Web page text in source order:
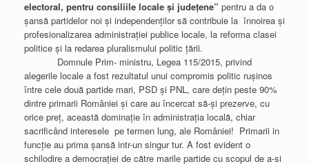
electoral, pentru consiliile locale și județene” pentru a da o
șansă partidelor noi și independenților să contribuie la înnoirea și
profesionalizarea administrației publice locale, la reforma clasei
politice și la redarea pluralismului politic țării.
Domnule Prim- ministru, Legea 115/2015, privind
alegerile locale a fost rezultatul unui compromis politic rușinos
între cele două partide mari, PSD și PNL, care dețin peste 90%
dintre primarii României și care au încercat să-și prezerve, cu
orice preț, această dominație în administrația locală, chiar
sacrificând interesele pe termen lung, ale României! Primarii in
funcție au prima șansă intr-un singur tur. A fost evident o
schilodire a democrației de către marile partide cu scopul de a-si